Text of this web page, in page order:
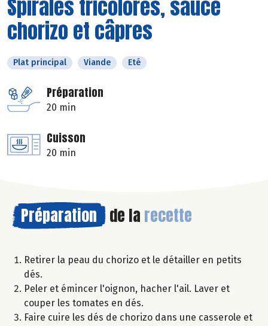
Spirales tricolores, sauce
chorizo et câpres
Plat principal Viande Eté
Préparation
20 min
Cuisson
20 min
Préparation de la recette
Retirer la peau du chorizo et le détailler en petits
dés.
Peler et émincer l'oignon, hacher l'ail. Laver et
couper les tomates en dés.
Faire cuire les dés de chorizo dans une casserole et